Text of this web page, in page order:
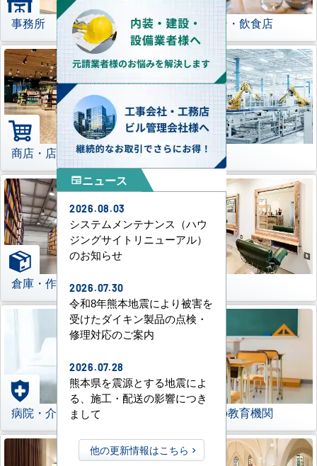
事務所 レストラン・飲食店
商店・店舗 工場
倉庫・作業場
病院・介護施設 学校などの教育機関
newspaperニュース
2026.08.03
システムメンテナンス（ハウ
ジングサイトリニューアル）
のお知らせ
2026.07.30
令和8年熊本地震により被害を
受けたダイキン製品の点検・
修理対応のご案内
2026.07.28
熊本県を震源とする地震によ
る、施工・配送の影響につき
まして
他の更新情報はこちら